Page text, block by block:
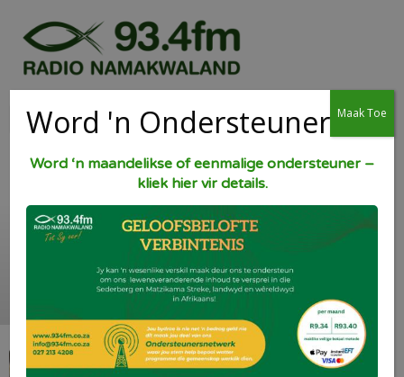
Kaas en Macoroni
[Goedkoop]
Word 'n Ondersteuner
Word ‘n maandelikse of eenmalige ondersteuner –
kliek hier vir details.
Maak Toe